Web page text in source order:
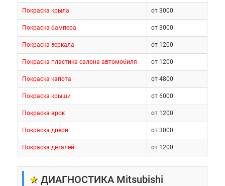
Покраска крыла от 3000
Покраска бампера от 3000
Покраска зеркала от 1200
Покраска пластика салона автомобиля от 1200
Покраска капота от 4800
Покраска крыши от 6000
Покраска арок от 1200
Покраска двери от 3000
Покраска деталей от 1200
★ ДИАГНОСТИКА Mitsubishi